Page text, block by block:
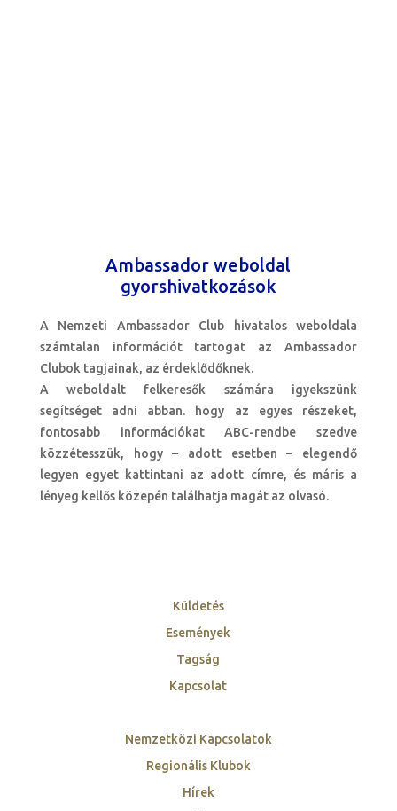
Ambassador weboldal
gyorshivatkozások
A Nemzeti Ambassador Club hivatalos weboldala
számtalan információt tartogat az Ambassador
Clubok tagjainak, az érdeklődőknek.
A weboldalt felkeresők számára igyekszünk
segítséget adni abban. hogy az egyes részeket,
fontosabb információkat ABC-rendbe szedve
közzétesszük, hogy – adott esetben – elegendő
legyen egyet kattintani az adott címre, és máris a
lényeg kellős közepén találhatja magát az olvasó.
Küldetés
Események
Tagság
Kapcsolat
Nemzetközi Kapcsolatok
Regionális Klubok
Hírek